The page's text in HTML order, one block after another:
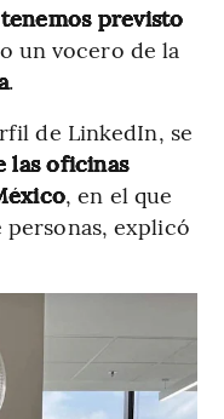
previsto
un vocero de la
.
de LinkedIn, se
las oficinas
, en el que
explicó